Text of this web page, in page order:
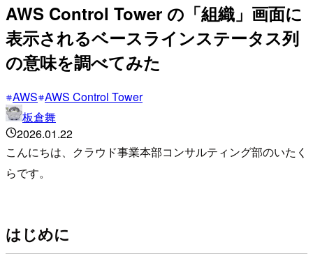
AWS Control Tower の「組織」画面に
表示されるベースラインステータス列
の意味を調べてみた
AWS AWS Control Tower
板倉舞
2026.01.22
こんにちは、クラウド事業本部コンサルティング部のいたく
らです。
はじめに